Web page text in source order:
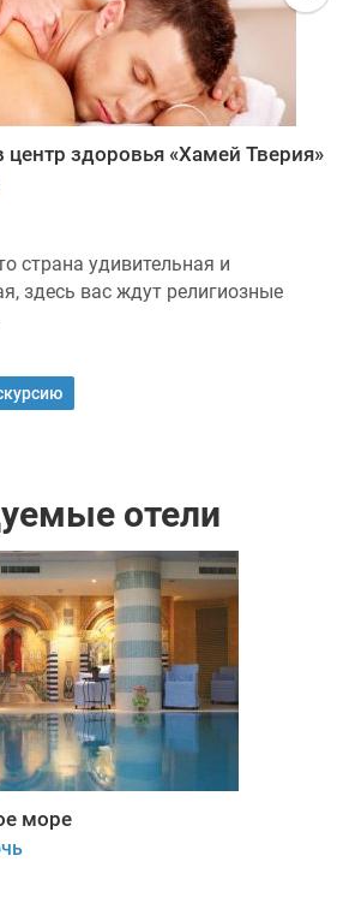
здоровья «Хамей Тверия»
удивительная и
вас ждут религиозные
отели
море